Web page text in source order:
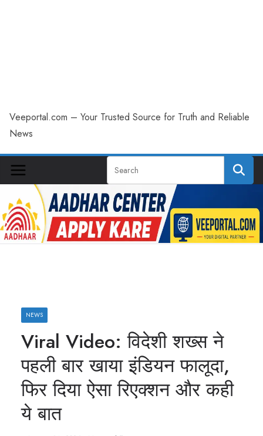
Veeportal.com – Your Trusted Source for Truth and Reliable
News
NEWS
Viral Video: विदेशी शख्स ने
पहली बार खाया इंडियन फालूदा,
फिर दिया ऐसा रिएक्शन और कही
ये बात